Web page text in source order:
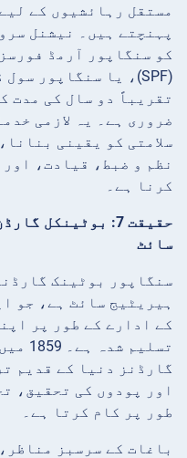
پہنچتے ہیں۔ نیشنل
تقریباً دو سال کی مدت
ضروری ہے۔ یہ لازمی
سلامتی کو یقینی
نظم و ضبط، قیادت،
کرنا ہے۔
حقیقت 7: بوٹینکل
سائٹ
سنگاپور بوٹینک
ہیریٹیج سائٹ ہے، جو
کے ادارے کے طور پر
گارڈنز دنیا کے قدیم
اور پودوں کی تحقیق،
طور پر کام کرتا ہے۔
باغات کے سرسبز